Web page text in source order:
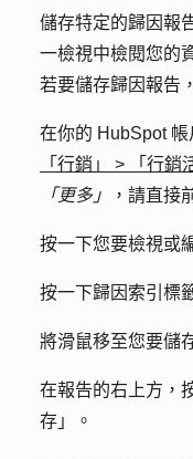
儲存特定的歸因報
一檢視中檢閱您的
若要儲存歸因報告
在你的 HubSpot
「行銷」
> 「行銷
「更多」
，請直接
按一下您要檢視或
按一下歸因 索引標
將滑鼠移至您要儲
在報告的右上方，
存 」。